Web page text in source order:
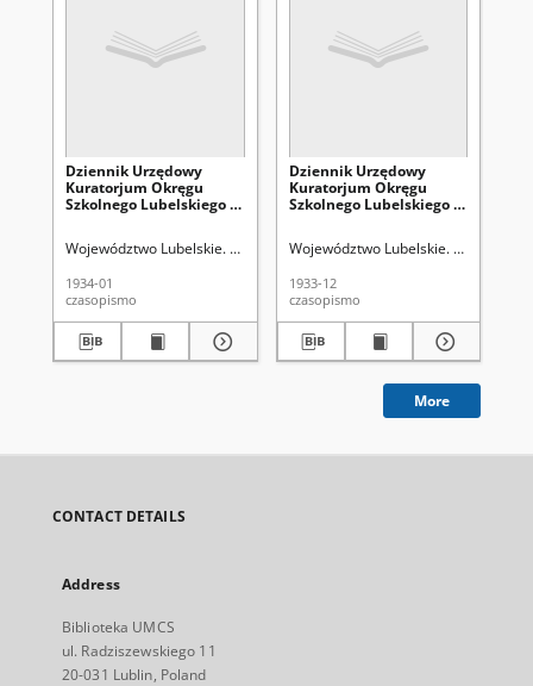
Dziennik Urzędowy
Kuratorjum Okręgu
Szkolnego Lubelskiego R.
Województwo Lubelskie. Kuratorium Okręgu Szkolnego
1934-01
czasopismo
Dziennik Urzędowy
Kuratorjum Okręgu
Szkolnego Lubelskiego R.
Województwo Lubelskie. Kuratorium
1933-12
czasopismo
More
CONTACT DETAILS
Address
Biblioteka UMCS
ul. Radziszewskiego 11
20-031 Lublin, Poland